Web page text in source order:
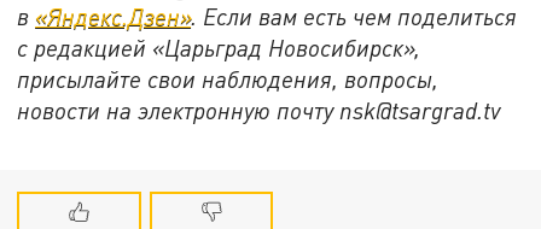
в «Яндекс.Дзен». Если вам есть чем поделиться
с редакцией «Царьград Новосибирск»,
присылайте свои наблюдения, вопросы,
новости на электронную почту nsk@tsargrad.tv